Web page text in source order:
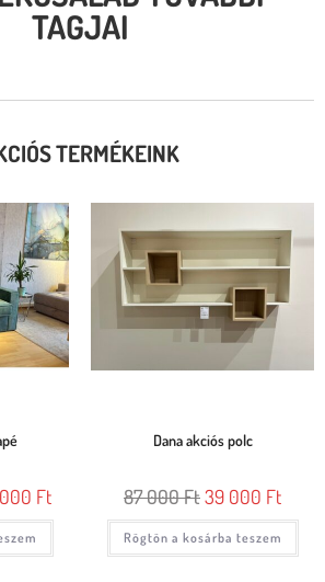
TAGJAI
TERMÉKEINK
Ft
Dana akciós polc
87 000Ft39 000 Ft
Rögtön a kosárba teszem